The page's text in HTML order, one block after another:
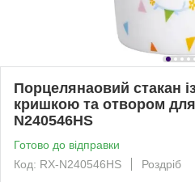
Порцелянаовий стакан
кришкою та отвором
N240546HS
Готово до відправки
Код: RX-N240546HS
Роздріб